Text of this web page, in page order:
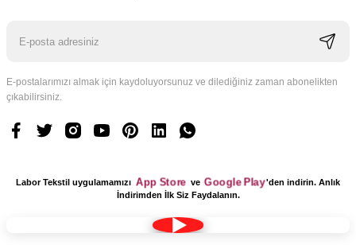
E-postalarımızı almak için kaydoluyorsunuz ve dilediğiniz zaman abonelikten
çıkabilirsiniz.
Labor Tekstil uygulamamızı App Store ve Google Play'den indirin. Anlık
İndirimden İlk Siz Faydalanın.